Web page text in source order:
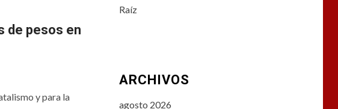
de pesos en
y para la
Raíz
ARCHIVOS
agosto 2026